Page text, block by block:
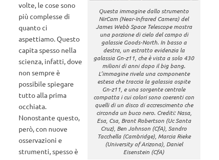
Questa immagine dallo strumento
NirCam (Near-Infrared Camera) del
James Webb Space Telescope mostra
una porzione di cielo del campo di
galassie Goods-North. In basso a
destra, un estratto evidenzia la
galassia Gn-z11, che è vista a solo 430
milioni di anni dopo il big bang.
L’immagine rivela una componente
estesa che traccia la galassia ospite
Gn-z11, e una sorgente centrale
compatta i cui colori sono coerenti con
quelli di un disco di accrescimento che
circonda un buco nero. Crediti: Nasa,
Esa, Csa, Brant Robertson (Uc Santa
Cruz), Ben Johnson (CfA), Sandro
Tacchella (Cambridge), Marcia Rieke
(University of Arizona), Daniel
Eisenstein (CfA)
volte, le cose sono
più complesse di
quanto ci
aspettiamo. Questo
capita spesso nella
scienza, infatti, dove
non sempre è
possibile spiegare
tutto alla prima
occhiata.
Nonostante questo,
però, con nuove
osservazioni e
strumenti, spesso è